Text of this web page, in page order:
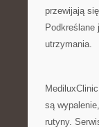
przewijają
utrzymania.
są
rutyny.